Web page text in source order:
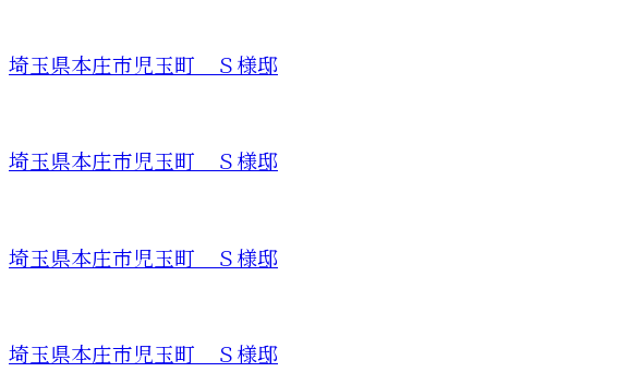
埼玉県本庄市児玉町 Ｓ様邸
埼玉県本庄市児玉町 Ｓ様邸
埼玉県本庄市児玉町 Ｓ様邸
埼玉県本庄市児玉町 Ｓ様邸